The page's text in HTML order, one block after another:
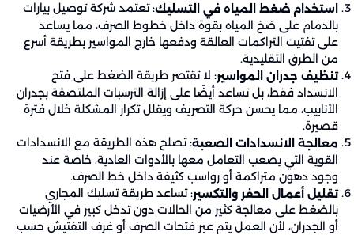
استخدام ضغط المياه في التسليك: تعتمد شركة توصيل بيارات
بالدمام على ضخ المياه بقوة داخل خطوط الصرف، مما يساعد
على تفتيت التراكمات العالقة ودفعها خارج المواسير بطريقة أسرع
من الطرق التقليدية.
تنظيف جدران المواسير: لا تقتصر طريقة الضغط على فتح
الانسداد فقط، بل تساعد أيضًا على إزالة الترسبات الملتصقة بجدران
الأنابيب، مما يحسن حركة التصريف ويقلل تكرار المشكلة خلال فترة
قصيرة.
معالجة الانسدادات الصعبة: تصلح هذه الطريقة مع الانسدادات
القوية التي يصعب التعامل معها بالأدوات العادية، خاصة عند
وجود دهون متراكمة أو رواسب كثيفة داخل خط الصرف.
تقليل أعمال الحفر والتكسير: تساعد طريقة تسليك المجاري
بالضغط على معالجة كثير من الحالات دون تدخل كبير في الأرضيات
أو الجدران، لأن العمل يتم عبر فتحات الصرف أو غرف التفتيش حسب